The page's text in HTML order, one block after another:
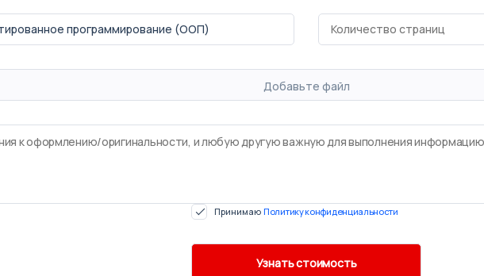
Добавьте файл
Принимаю Политику конфиденциальности